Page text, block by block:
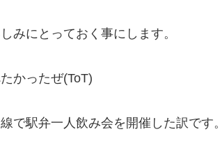
みにとっておく事にします。
かったぜ(ToT)
で駅弁一人飲み会を開催した訳です。